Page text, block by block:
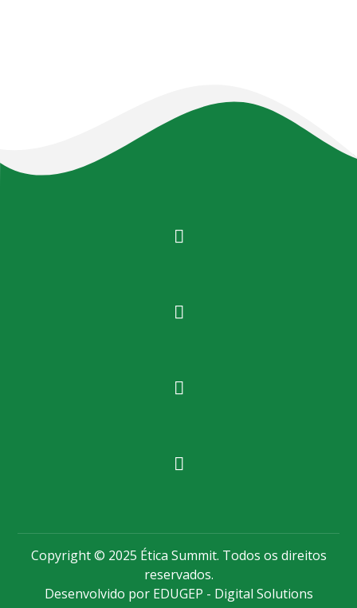
Copyright © 2025 Ética Summit. Todos os direitos
reservados.
Desenvolvido por EDUGEP - Digital Solutions